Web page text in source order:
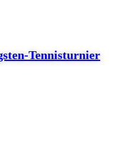
Tennisturnier